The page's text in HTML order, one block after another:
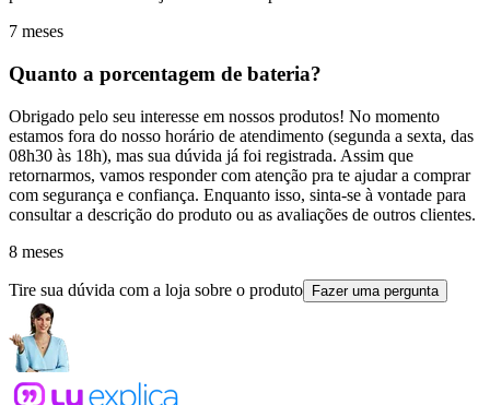
7 meses
Quanto a porcentagem de bateria?
Obrigado pelo seu interesse em nossos produtos! No momento
estamos fora do nosso horário de atendimento (segunda a sexta, das
08h30 às 18h), mas sua dúvida já foi registrada. Assim que
retornarmos, vamos responder com atenção pra te ajudar a comprar
com segurança e confiança. Enquanto isso, sinta-se à vontade para
consultar a descrição do produto ou as avaliações de outros clientes.
8 meses
Tire sua dúvida com a loja sobre o produto Fazer uma pergunta